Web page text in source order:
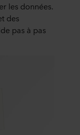
les données.
des
pas à pas